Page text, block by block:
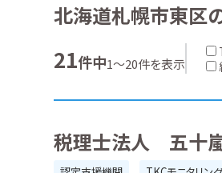
北海道札幌市東区
21件中1～20件を表示
税理士法人 五十